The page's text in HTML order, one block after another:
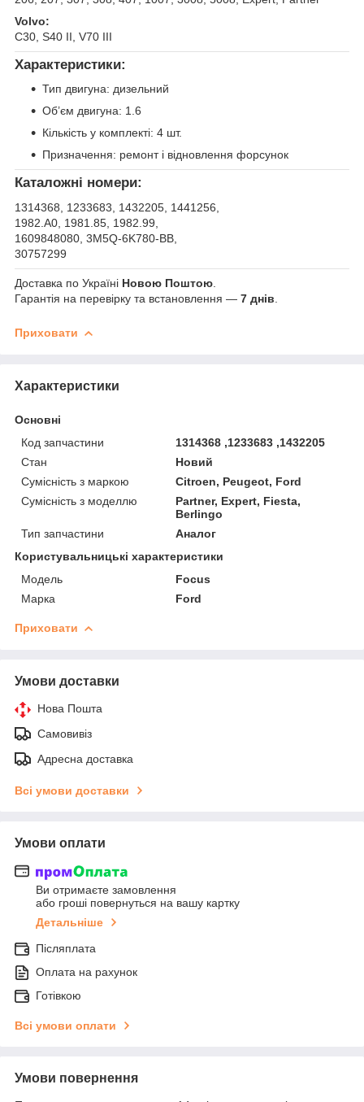
Volvo:
C30, S40 II, V70 III
Характеристики:
Тип двигуна: дизельний
Об’єм двигуна: 1.6
Кількість у комплекті: 4 шт.
Призначення: ремонт і відновлення форсунок
Каталожні номери:
1314368, 1233683, 1432205, 1441256,
1982.A0, 1981.85, 1982.99,
1609848080, 3M5Q-6K780-BB,
30757299
Доставка по Україні Новою Поштою
Гарантія на перевірку та встановлення — 7 днів
Приховати
Характеристики
Основні
Код запчастини
1314368 ,1233683 ,1432205
Стан
Новий
Сумісність з маркою
Citroen, Peugeot, Ford
Сумісність з моделлю
Partner, Expert, Fiesta,
Berlingo
Тип запчастини
Аналог
Користувальницькі характеристики
Мoдель
Focus
Марка
Ford
Приховати
Умови доставки
Нова Пошта
Самовивіз
Адресна доставка
Всі умови доставки
Умови оплати
Ви отримаєте замовлення
або гроші повернуться на вашу картку
Детальніше
Післяплата
Оплата на рахунок
Готівкою
Всі умови оплати
Умови повернення